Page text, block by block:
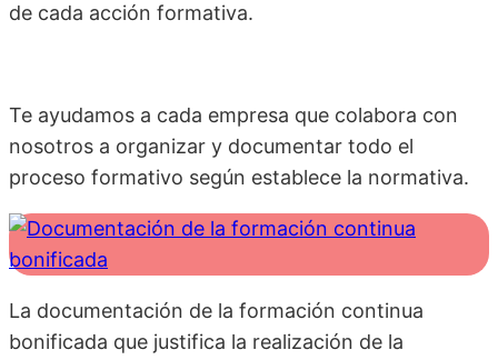
de cada acción formativa.
Te ayudamos a cada empresa que colabora con
nosotros a organizar y documentar todo el
proceso formativo según establece la normativa.
La documentación de la formación continua
bonificada que justifica la realización de la